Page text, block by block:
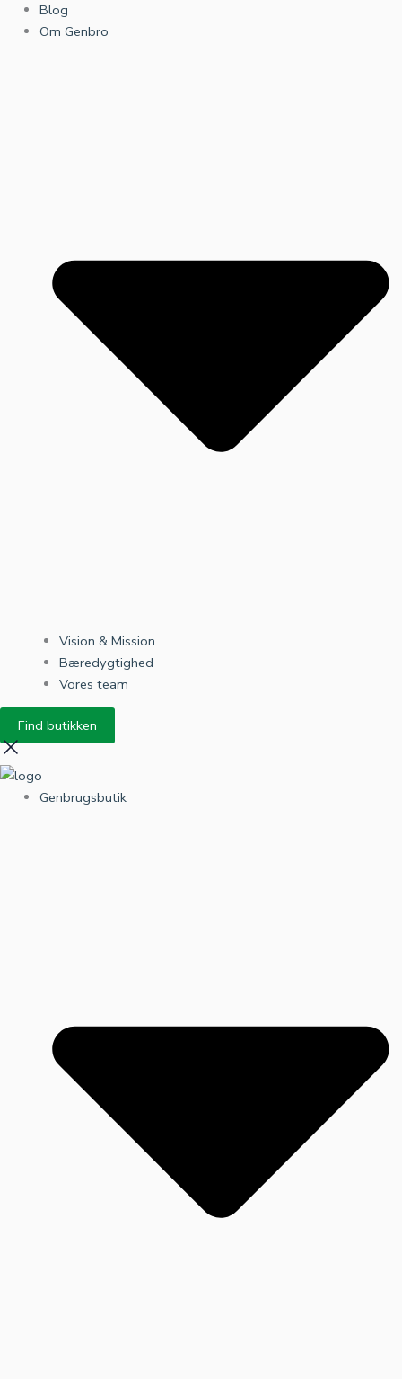
Blog
Om Genbro
Vision & Mission
Bæredygtighed
Vores team
Find butikken
Genbrugsbutik